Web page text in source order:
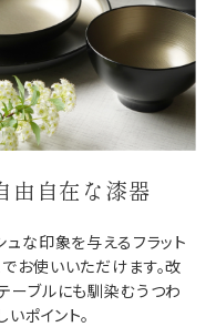
由自在な漆器
な印象を与えるフラット
お使いいただけます。改
ーブルにも馴染むうつわ
ポイント。